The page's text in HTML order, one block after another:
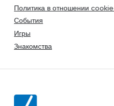
Политика в отношении
События
Игры
Знакомства